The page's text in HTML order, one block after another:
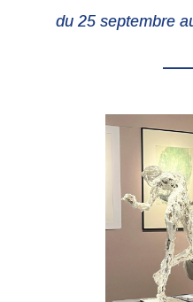
du 25 septembre